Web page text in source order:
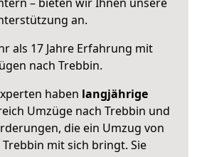
an.
als 17 Jahre Erfahrung mit
nach Trebbin.
haben langjährige
Umzüge nach Trebbin und
die ein Umzug von
mit sich bringt. Sie